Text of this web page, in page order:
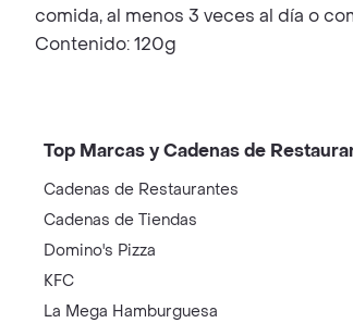
comida, al menos 3 veces al día o
Contenido: 120g
Top Marcas y Cadenas de
Cadenas de Restaurantes
Cadenas de Tiendas
Domino's Pizza
KFC
La Mega Hamburguesa